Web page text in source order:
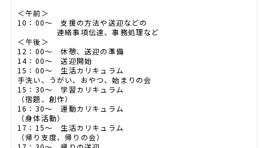
＜午前＞
10：00～ 支援の方法や送迎などの
連絡事項伝達、事務処理など
＜午後＞
12：00～ 休憩、送迎の準備
14：00〜 送迎開始
15：00～ 生活カリキュラム
手洗い、うがい、おやつ、始まりの会
15：30～ 学習カリキュラム
（宿題、創作）
16：30〜 運動カリキュラム
（身体活動）
17：15〜 生活カリキュラム
（帰り支度、帰りの会）